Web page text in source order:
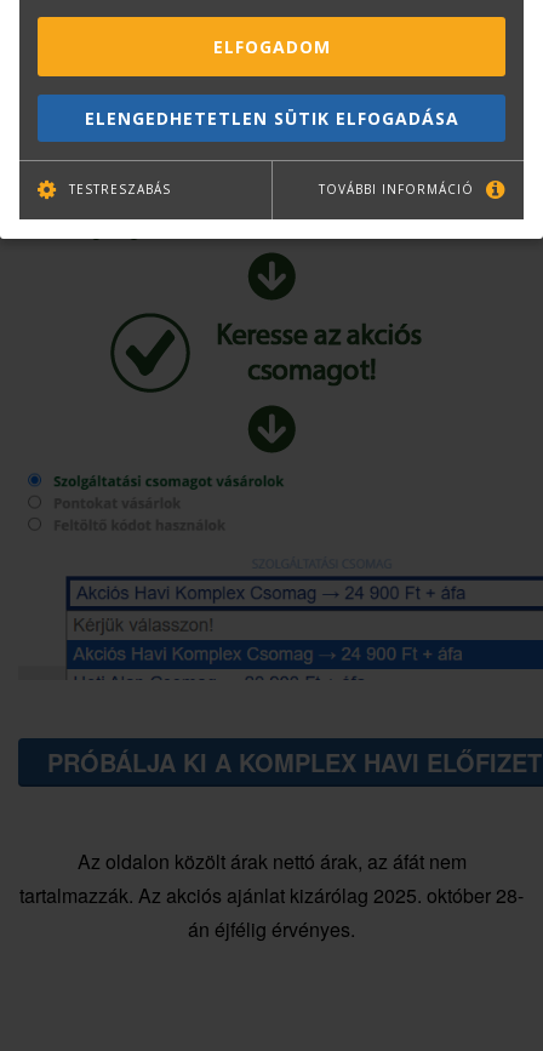
www.etalon.terc.hu
PRÓBÁLJA KI A KOMPLEX HAVI
Az oldalon közölt árak nettó árak, az áfát nem
tartalmazzák. Az akciós ajánlat kizárólag 2025. október 28-
án éjfélig érvényes.
ELFOGADOM
ELENGEDHETETLEN SÜTIK ELFOGADÁSA
TESTRESZABÁS TOVÁBBI INFORMÁCIÓ